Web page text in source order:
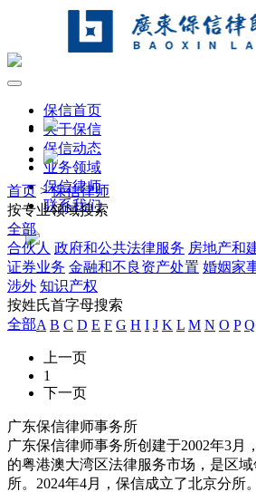
保信首页
关于保信
保信动态
业务领域
保信律师
联系我们
首页 >保信律师
按专业领域搜索
全部
合伙人 政府和公共法律服务 房地产和
证券业务 金融和不良资产处置 婚姻家
涉外 知识产权
按姓氏首字母搜索
全部A B C D E F G H I J K L M N O P Q
上一页
1
下一页
广东保信律师事务所
广东保信律师事务所创建于2002年3月
的粤港澳大湾区法律服务市场，是区
所。2024年4月，保信成立了北京分所